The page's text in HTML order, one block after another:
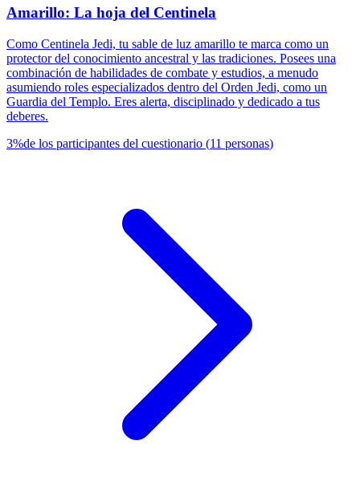
Amarillo: La hoja del Centinela
Como Centinela Jedi, tu sable de luz amarillo te marca como un
protector del conocimiento ancestral y las tradiciones. Posees una
combinación de habilidades de combate y estudios, a menudo
asumiendo roles especializados dentro del Orden Jedi, como un
Guardia del Templo. Eres alerta, disciplinado y dedicado a tus
deberes.
3%de los participantes del cuestionario (11 personas)